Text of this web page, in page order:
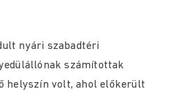
nyári szabadtéri
számítottak
helyszín volt, ahol előkerült